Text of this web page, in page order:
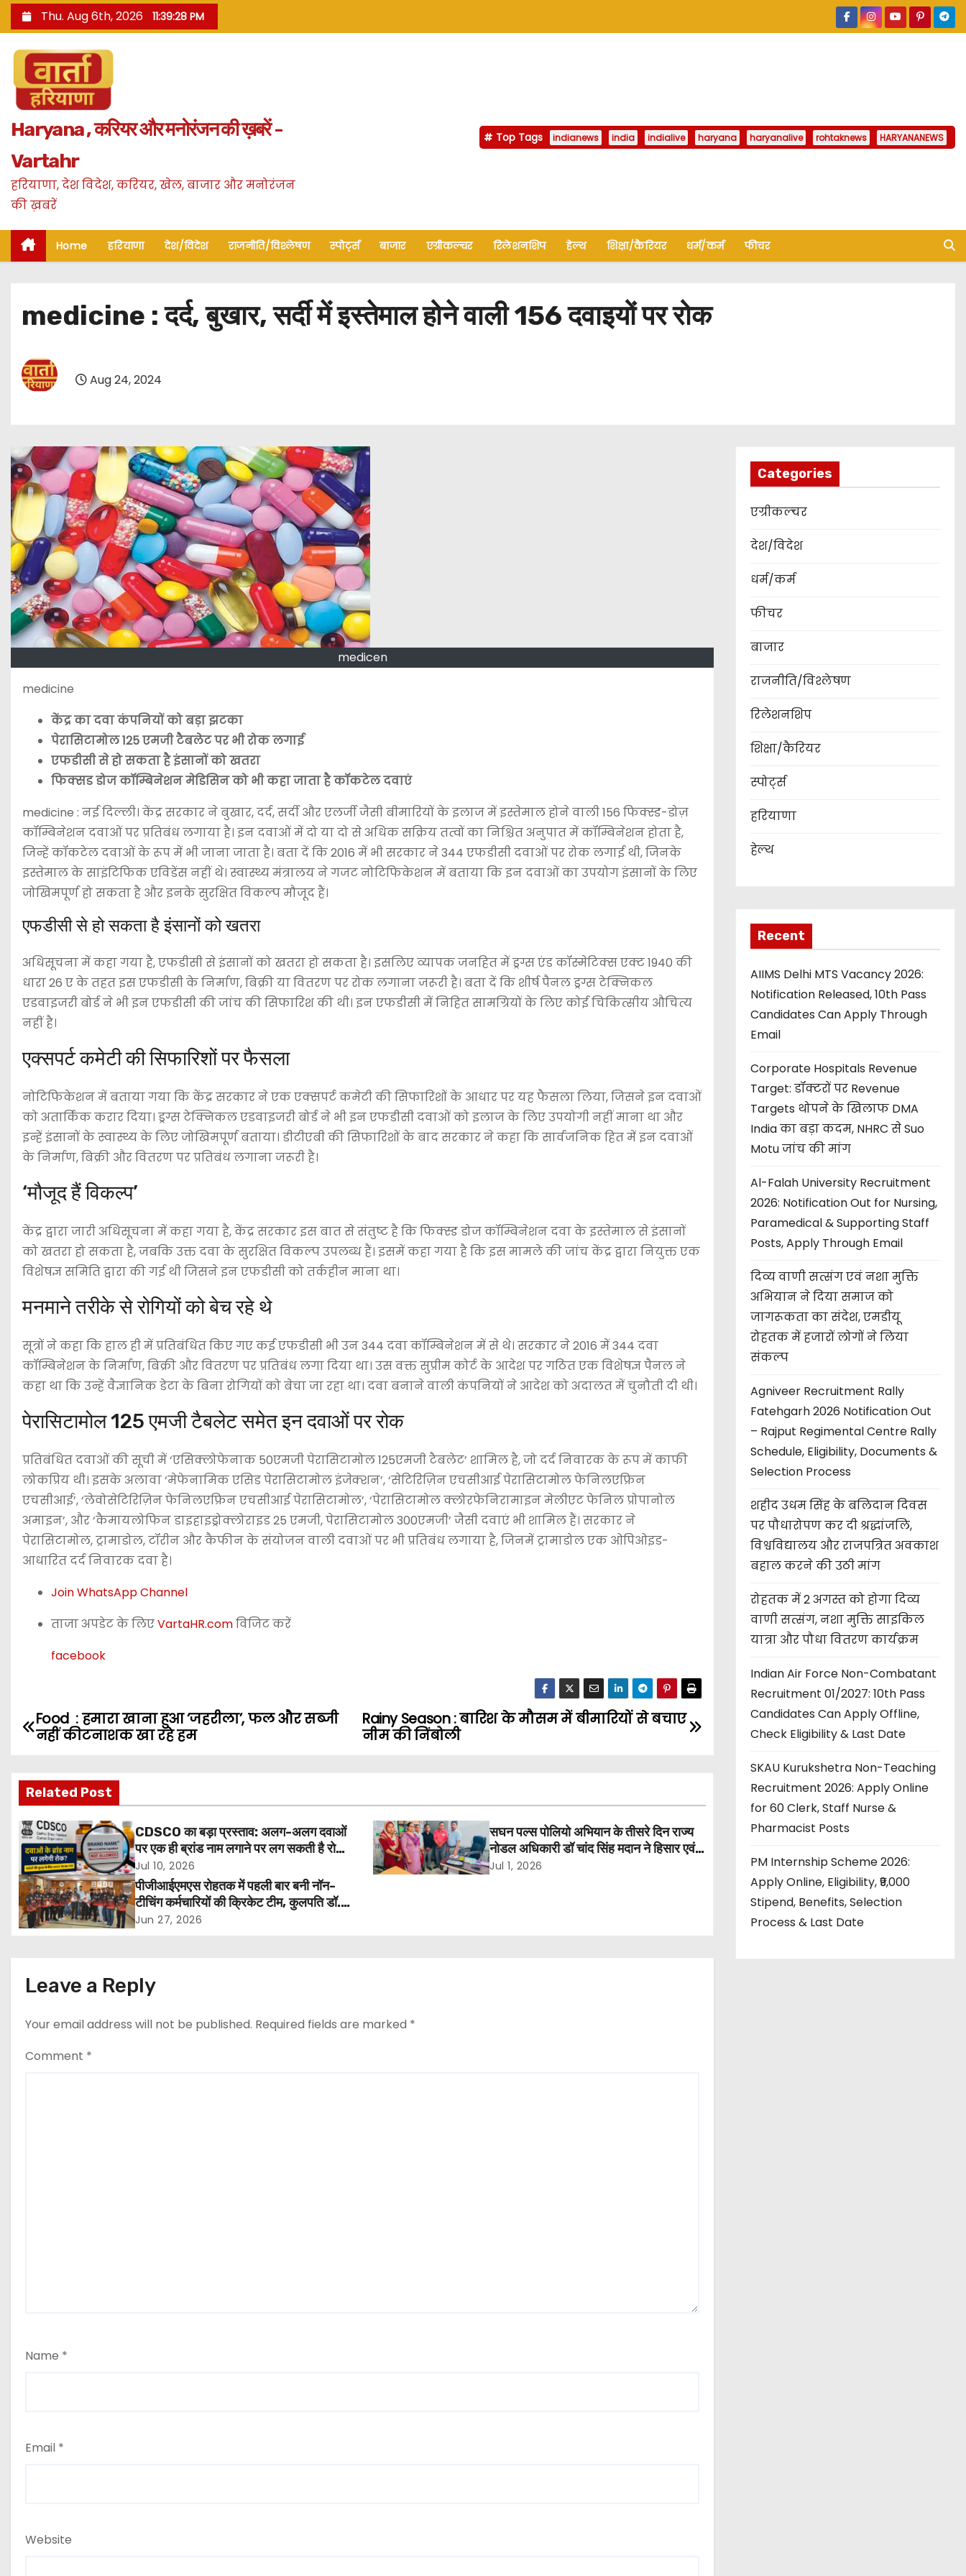
k
n
Thu. Aug 6th, 2026 11:39:29 PM
Haryana , करियर और मनोरंजन की ख़बरें -
Vartahr
हरियाणा, देश विदेश, करियर, खेल, बाजार और मनोरंजन
की ख़बरें
Top Tags indianews india indialive haryana haryanalive rohtaknews HARYANANEWS
Home हरियाणा देश/विदेश राजनीति/विश्लेषण स्पोर्ट्स बाजार एग्रीकल्चर रिलेशनशिप हेल्थ शिक्षा/कैरियर धर्म/कर्म फीचर
medicine : दर्द, बुखार, सर्दी में इस्तेमाल होने वाली 156 दवाइयों पर रोक
Aug 24, 2024
medicen
medicine
केंद्र का दवा कंपनियों को बड़ा झटका
पेरासिटामोल 125 एमजी टैबलेट पर भी रोक लगाई
एफडीसी से हो सकता है इंसानों को खतरा
फिक्सड डोज कॉम्बिनेशन मेडिसिन को भी कहा जाता है कॉकटेल दवाएं
medicine : नई दिल्ली। केंद्र सरकार ने बुखार, दर्द, सर्दी और एलर्जी जैसी बीमारियों के इलाज में इस्तेमाल होने वाली 156 फिक्स्ड-डोज़
कॉम्बिनेशन दवाओं पर प्रतिबंध लगाया है। इन दवाओं में दो या दो से अधिक सक्रिय तत्वों का निश्चित अनुपात में कॉम्बिनेशन होता है,
जिन्हें कॉकटेल दवाओं के रूप में भी जाना जाता है। बता दें कि 2016 में भी सरकार ने 344 एफडीसी दवाओं पर रोक लगाई थी, जिनके
इस्तेमाल के साइंटिफिक एविडेंस नहीं थे। स्वास्थ्य मंत्रालय ने गजट नोटिफिकेशन में बताया कि इन दवाओं का उपयोग इंसानों के लिए
जोखिमपूर्ण हो सकता है और इनके सुरक्षित विकल्प मौजूद हैं।
एफडीसी से हो सकता है इंसानों को खतरा
अधिसूचना में कहा गया है, एफडीसी से इंसानों को खतरा हो सकता है। इसलिए व्यापक जनहित में ड्रग्स एंड कॉस्मेटिक्स एक्ट 1940 की
धारा 26 ए के तहत इस एफडीसी के निर्माण, बिक्री या वितरण पर रोक लगाना जरूरी है। बता दें कि शीर्ष पैनल ड्रग्स टेक्निकल
एडवाइजरी बोर्ड ने भी इन एफडीसी की जांच की सिफारिश की थी। इन एफडीसी में निहित सामग्रियों के लिए कोई चिकित्सीय औचित्य
नहीं है।
एक्सपर्ट कमेटी की सिफारिशों पर फैसला
नोटिफिकेशन में बताया गया कि केंद्र सरकार ने एक एक्सपर्ट कमेटी की सिफारिशों के आधार पर यह फैसला लिया, जिसने इन दवाओं
को अतार्किक करार दिया। ड्रग्स टेक्निकल एडवाइजरी बोर्ड ने भी इन एफडीसी दवाओं को इलाज के लिए उपयोगी नहीं माना था और
इन्हें इंसानों के स्वास्थ्य के लिए जोखिमपूर्ण बताया। डीटीएबी की सिफारिशों के बाद सरकार ने कहा कि सार्वजनिक हित में इन दवाओं
के निर्माण, बिक्री और वितरण पर प्रतिबंध लगाना जरूरी है।
‘मौजूद हैं विकल्प’
केंद्र द्वारा जारी अधिसूचना में कहा गया है, केंद्र सरकार इस बात से संतुष्ट है कि फिक्स्ड डोज कॉम्बिनेशन दवा के इस्तेमाल से इंसानों
को खतरा हो सकता है, जबकि उक्त दवा के सुरक्षित विकल्प उपलब्ध हैं। इसमें कहा गया है कि इस मामले की जांच केंद्र द्वारा नियुक्त एक
विशेषज्ञ समिति द्वारा की गई थी जिसने इन एफडीसी को तर्कहीन माना था।
मनमाने तरीके से रोगियों को बेच रहे थे
सूत्रों ने कहा कि हाल ही में प्रतिबंधित किए गए कई एफडीसी भी उन 344 दवा कॉम्बिनेशन में से थे। सरकार ने 2016 में 344 दवा
कॉम्बिनेशन के निर्माण, बिक्री और वितरण पर प्रतिबंध लगा दिया था। उस वक्त सुप्रीम कोर्ट के आदेश पर गठित एक विशेषज्ञ पैनल ने
कहा था कि उन्हें वैज्ञानिक डेटा के बिना रोगियों को बेचा जा रहा था। दवा बनाने वाली कंपनियों ने आदेश को अदालत में चुनौती दी थी।
पेरासिटामोल 125 एमजी टैबलेट समेत इन दवाओं पर रोक
प्रतिबंधित दवाओं की सूची में ‘एसिक्लोफेनाक 50एमजी पेरासिटामोल 125एमजी टैबलेट’ शामिल है, जो दर्द निवारक के रूप में काफी
लोकप्रिय थी। इसके अलावा ‘मेफेनामिक एसिड पेरासिटामोल इंजेक्शन’, ‘सेटिरिज़िन एचसीआई पेरासिटामोल फेनिलएफ्रिन
एचसीआई’, ‘लेवोसेटिरिज़िन फेनिलएफ्रिन एचसीआई पेरासिटामोल’, ‘पेरासिटामोल क्लोरफेनिरामाइन मेलीएट फेनिल प्रोपानोल
अमाइन’, और ‘कैमायलोफिन डाइहाइड्रोक्लोराइड 25 एमजी, पेरासिटामोल 300एमजी’ जैसी दवाएं भी शामिल हैं। सरकार ने
पेरासिटामोल, ट्रामाडोल, टॉरीन और कैफीन के संयोजन वाली दवाओं पर भी प्रतिबंध लगाया है, जिनमें ट्रामाडोल एक ओपिओइड-
आधारित दर्द निवारक दवा है।
Join WhatsApp Channel
ताजा अपडेट के लिएVartaHR.comविजिट करें
facebook
P
s
t
n
a
v
i
a
t
i
Rainy Season : बारिश के मौसम में बीमारियों से बचाए
नीम की निंबोली
Food : हमारा खाना हुआ ‘जहरीला’, फल और सब्जी
नहीं कीटनाशक खा रहे हम
Related Post
CDSCO का बड़ा प्रस्ताव: अलग-अलग दवाओं
पर एक ही ब्रांड नाम लगाने पर लग सकती है रोक,
मरीजों की सुरक्षा होगी मजबूत
Jul 10, 2026
सघन पल्स पोलियो अभियान के तीसरे दिन राज्य
नोडल अधिकारी डॉ चांद सिंह मदान ने हिसार एवं
हांसी में किया निरीक्षण
Jul 1, 2026
पीजीआईएमएस रोहतक में पहली बार बनी नॉन-
टीचिंग कर्मचारियों की क्रिकेट टीम, कुलपति डॉ.
एच.के. अग्रवाल ने दी शुभकामनाएं
Jun 27, 2026
Leave a Reply
Your email address will not be published. Required fields are marked *
Comment *
Name *
Email *
Website
Categories
एग्रीकल्चर
देश/विदेश
धर्म/कर्म
फीचर
बाजार
राजनीति/विश्लेषण
रिलेशनशिप
शिक्षा/कैरियर
स्पोर्ट्स
हरियाणा
हेल्थ
Recent
AIIMS Delhi MTS Vacancy 2026:
Notification Released, 10th Pass
Candidates Can Apply Through
Email
Corporate Hospitals Revenue
Target: डॉक्टरों पर Revenue
Targets थोपने के खिलाफ DMA
India का बड़ा कदम, NHRC से Suo
Motu जांच की मांग
Al-Falah University Recruitment
2026: Notification Out for Nursing,
Paramedical & Supporting Staff
Posts, Apply Through Email
दिव्य वाणी सत्संग एवं नशा मुक्ति
अभियान ने दिया समाज को
जागरूकता का संदेश, एमडीयू
रोहतक में हजारों लोगों ने लिया
संकल्प
Agniveer Recruitment Rally
Fatehgarh 2026 Notification Out
– Rajput Regimental Centre Rally
Schedule, Eligibility, Documents &
Selection Process
शहीद उधम सिंह के बलिदान दिवस
पर पौधारोपण कर दी श्रद्धांजलि,
विश्वविद्यालय और राजपत्रित अवकाश
बहाल करने की उठी मांग
रोहतक में 2 अगस्त को होगा दिव्य
वाणी सत्संग, नशा मुक्ति साइकिल
यात्रा और पौधा वितरण कार्यक्रम
Indian Air Force Non-Combatant
Recruitment 01/2027: 10th Pass
Candidates Can Apply Offline,
Check Eligibility & Last Date
SKAU Kurukshetra Non-Teaching
Recruitment 2026: Apply Online
for 60 Clerk, Staff Nurse &
Pharmacist Posts
PM Internship Scheme 2026:
Apply Online, Eligibility, ₹9,000
Stipend, Benefits, Selection
Process & Last Date